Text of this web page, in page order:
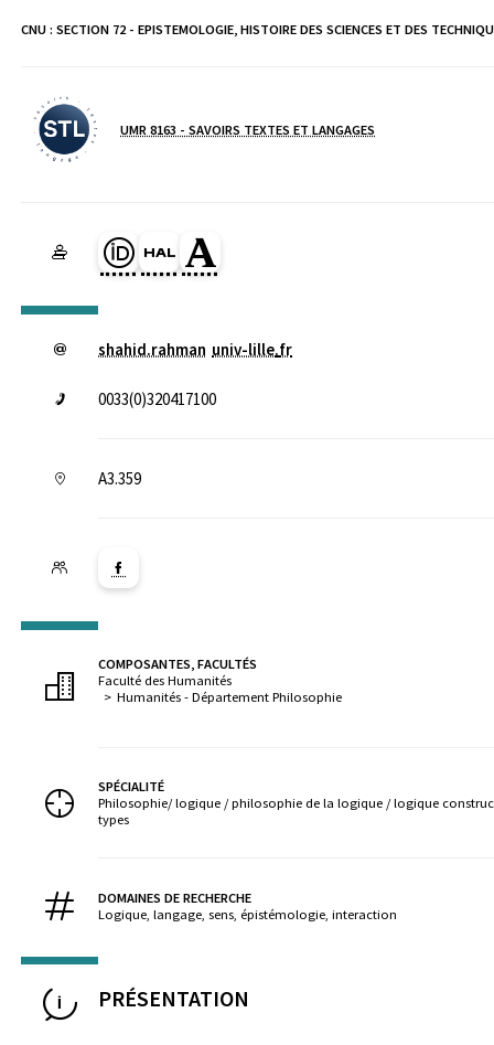
CNU : SECTION 72 - EPISTEMOLOGIE, HISTOIRE DES SCIENCES ET DES
Laboratoire / équipeUMR 8163 - SAVOIRS TEXTES ET LANGAGES
Page Orcid du membre (Ouverture dans une nouvelle fenêtre)
HAL shahid-rahman (Ouverture dans une nouvelle
Page Academia du membre (Ouverture dans une
shahid.rahman univ-lille.fr
0033(0)320417100
A3.359
Lien vers la page Facebook ( Nouvelle fenêtre)
COMPOSANTES, FACULTÉS
Faculté des Humanités
Humanités - Département Philosophie
SPÉCIALITÉ
Philosophie/ logique / philosophie de la logique / logique
types
DOMAINES DE RECHERCHE
Logique, langage, sens, épistémologie, interaction
PRÉSENTATION